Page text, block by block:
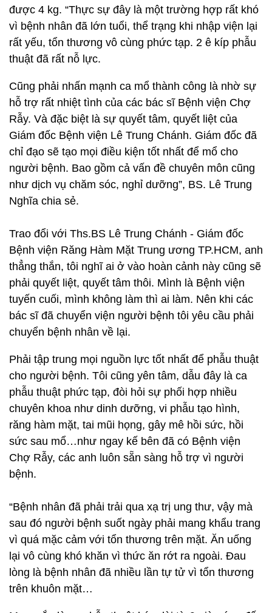
được 4 kg. “Thực sự đây là một trường hợp rất khó
vì bệnh nhân đã lớn tuổi, thể trạng khi nhập viện lại
rất yếu, tổn thương vô cùng phức tạp. 2 ê kíp phẫu
thuật đã rất nỗ lực.
Cũng phải nhấn mạnh ca mổ thành công là nhờ sự
hỗ trợ rất nhiệt tình của các bác sĩ Bệnh viện Chợ
Rẫy. Và đặc biệt là sự quyết tâm, quyết liệt của
Giám đốc Bệnh viện Lê Trung Chánh. Giám đốc đã
chỉ đạo sẽ tạo mọi điều kiện tốt nhất để mổ cho
người bệnh. Bao gồm cả vấn đề chuyên môn cũng
như dịch vụ chăm sóc, nghỉ dưỡng”, BS. Lê Trung
Nghĩa chia sẻ.
Trao đổi với Ths.BS Lê Trung Chánh - Giám đốc
Bệnh viện Răng Hàm Mặt Trung ương TP.HCM, anh
thẳng thắn, tôi nghĩ ai ở vào hoàn cảnh này cũng sẽ
phải quyết liệt, quyết tâm thôi. Mình là Bệnh viện
tuyến cuối, mình không làm thì ai làm. Nên khi các
bác sĩ đã chuyển viện người bệnh tôi yêu cầu phải
chuyển bệnh nhân về lại.
Phải tập trung mọi nguồn lực tốt nhất để phẫu thuật
cho người bệnh. Tôi cũng yên tâm, dẫu đây là ca
phẫu thuật phức tạp, đòi hỏi sự phối hợp nhiều
chuyên khoa như dinh dưỡng, vi phẫu tạo hình,
răng hàm mặt, tai mũi họng, gây mê hồi sức, hồi
sức sau mổ…như ngay kế bên đã có Bệnh viện
Chợ Rẫy, các anh luôn sẵn sàng hỗ trợ vì người
bệnh.
“Bệnh nhân đã phải trải qua xạ trị ung thư, vậy mà
sau đó người bệnh suốt ngày phải mang khẩu trang
vì quá mặc cảm với tổn thương trên mặt. Ăn uống
lại vô cùng khó khăn vì thức ăn rớt ra ngoài. Đau
lòng là bệnh nhân đã nhiều lần tự tử vì tổn thương
trên khuôn mặt…